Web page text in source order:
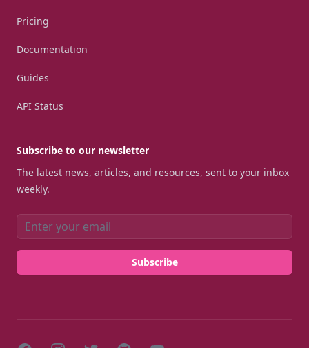
Pricing
Documentation
Guides
API Status
Subscribe to our newsletter
The latest news, articles, and resources, sent to your inbox
weekly.
Email address
Subscribe